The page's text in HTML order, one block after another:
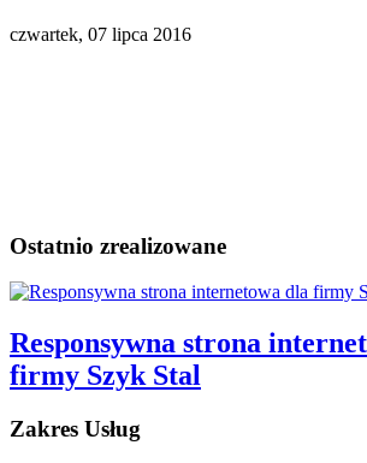
czwartek, 07 lipca 2016
Ostatnio zrealizowane
Responsywna strona
firmy Szyk Stal
Zakres Usług